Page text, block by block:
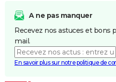
et/ou
Inondations
et/ou
02/10/1987
A ne pas manquer
Recevez nos astuces et bons
mail.
En savoir plus sur notre politique de